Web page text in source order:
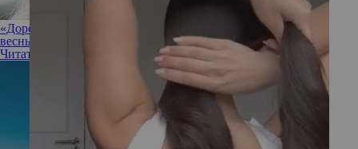
«Дорогой блонд»: как выглядит самое модное окрашивание
весны 2022
Читать полностью